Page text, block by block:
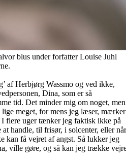
blus under forfatter Louise Juhl
af Herbjørg Wassmo og ved ikke,
Dina, som er så
tid. Det minder mig om noget, men
meget, for mens jeg læser, mærker
flere uger tænker jeg faktisk ikke på
handle, til frisør, i solcenter, eller når
kan få vejret af angst. Så lukker jeg
ville gøre, og så kan jeg trække